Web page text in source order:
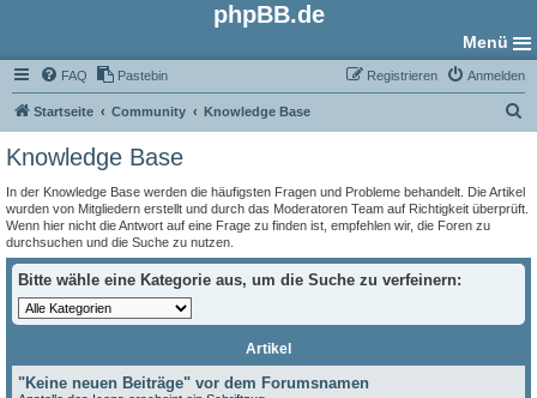
phpBB.de
Menü
FAQ Pastebin Anmelden
Registrieren
Startseite Community Knowledge Base
h
Knowledge Base
In der Knowledge Base werden die häufigsten Fragen und Probleme behandelt. Die Artikel
wurden von Mitgliedern erstellt und durch das Moderatoren Team auf Richtigkeit überprüft.
Wenn hier nicht die Antwort auf eine Frage zu finden ist, empfehlen wir, die Foren zu
durchsuchen und die Suche zu nutzen.
Bitte wähle eine Kategorie aus, um die Suche zu verfeinern:
Artikel
"Keine neuen Beiträge" vor dem Forumsnamen